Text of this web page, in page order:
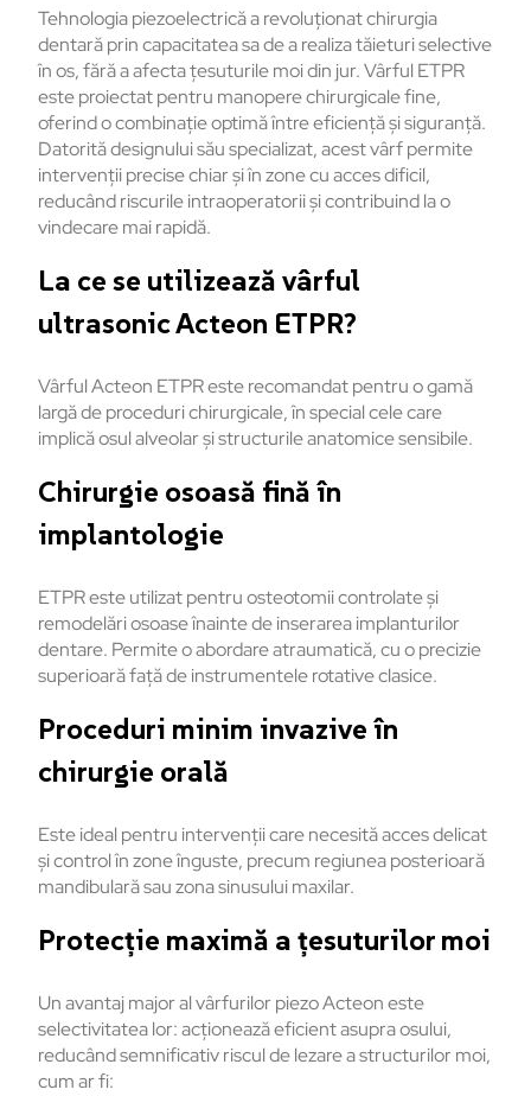
Tehnologia piezoelectrică a revoluționat chirurgia
dentară prin capacitatea sa de a realiza tăieturi selective
în os, fără a afecta țesuturile moi din jur. Vârful ETPR
este proiectat pentru manopere chirurgicale fine,
oferind o combinație optimă între eficiență și siguranță.
Datorită designului său specializat, acest vârf permite
intervenții precise chiar și în zone cu acces dificil,
reducând riscurile intraoperatorii și contribuind la o
vindecare mai rapidă.
La ce se utilizează vârful
ultrasonic Acteon ETPR?
Vârful Acteon ETPR este recomandat pentru o gamă
largă de proceduri chirurgicale, în special cele care
implică osul alveolar și structurile anatomice sensibile.
Chirurgie osoasă fină în
implantologie
ETPR este utilizat pentru osteotomii controlate și
remodelări osoase înainte de inserarea implanturilor
dentare. Permite o abordare atraumatică, cu o precizie
superioară față de instrumentele rotative clasice.
Proceduri minim invazive în
chirurgie orală
Este ideal pentru intervenții care necesită acces delicat
și control în zone înguste, precum regiunea posterioară
mandibulară sau zona sinusului maxilar.
Protecție maximă a țesuturilor moi
Un avantaj major al vârfurilor piezo Acteon este
selectivitatea lor: acționează eficient asupra osului,
reducând semnificativ riscul de lezare a structurilor moi,
cum ar fi: